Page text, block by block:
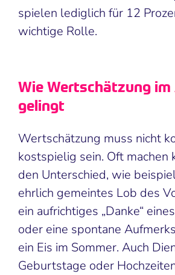
spielen lediglich für 12
wichtige Rolle.
Wie Wertschätzung
gelingt
Wertschätzung muss nicht
kostspielig sein. Oft machen
den Unterschied, wie
ehrlich gemeintes Lob des
ein aufrichtiges „Danke“
oder eine spontane
ein Eis im Sommer. Auch
Geburtstage oder